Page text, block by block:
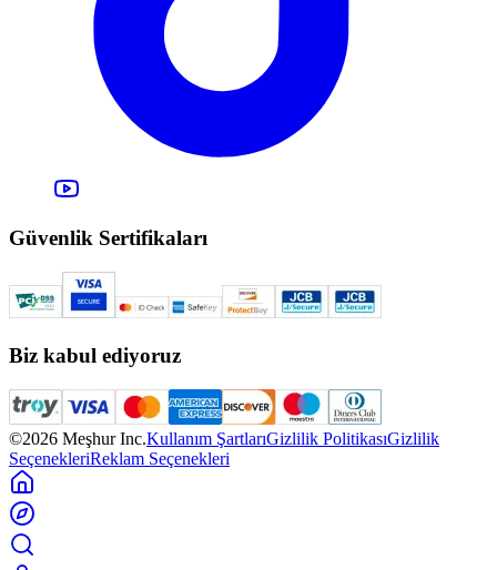
Güvenlik Sertifikaları
Biz kabul ediyoruz
©2026 Meşhur Inc.Kullanım ŞartlarıGizlilik PolitikasıGizlilik
SeçenekleriReklam Seçenekleri